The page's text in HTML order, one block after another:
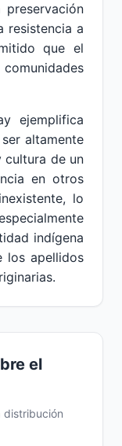
resistencia a
que el
ejemplifica
altamente
cultura de un
en otros
lo
indígena
los apellidos
el
distribución